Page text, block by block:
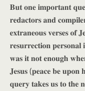
𝐁𝐮𝐭 𝐨𝐧𝐞 𝐢𝐦𝐩𝐨𝐫𝐭𝐚𝐧𝐭
𝐫𝐞𝐝𝐚𝐜𝐭𝐨𝐫𝐬 𝐚𝐧𝐝
𝐞𝐱𝐭𝐫𝐚𝐧𝐞𝐨𝐮𝐬 𝐯𝐞𝐫𝐬𝐞𝐬 𝐨𝐟
𝐫𝐞𝐬𝐮𝐫𝐫𝐞𝐜𝐭𝐢𝐨𝐧 𝐩𝐞𝐫𝐬𝐨𝐧𝐚𝐥
𝐰𝐚𝐬 𝐢𝐭 𝐧𝐨𝐭 𝐞𝐧𝐨𝐮𝐠𝐡
𝐉𝐞𝐬𝐮𝐬 (𝐩𝐞𝐚𝐜𝐞 𝐛𝐞 𝐮𝐩𝐨𝐧
𝐪𝐮𝐞𝐫𝐲 𝐭𝐚𝐤𝐞𝐬 𝐮𝐬 𝐭𝐨 𝐭𝐡𝐞